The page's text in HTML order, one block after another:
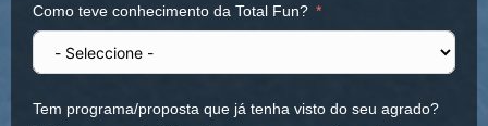
Como teve conhecimento da Total Fun?
Tem programa/proposta que já tenha visto do seu agrado?